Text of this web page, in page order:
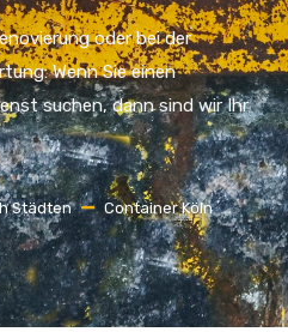
oder bei der
Wenn Sie einen
suchen, dann sind wir Ihr
Städten Container Köln